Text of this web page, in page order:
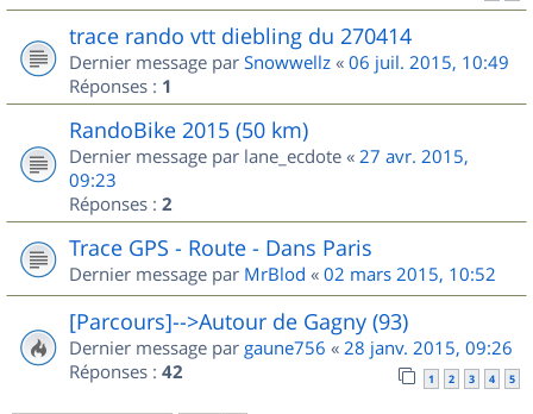
trace rando vtt diebling du 270414
Dernier message par Snowwellz « 06 juil. 2015, 10:49
Réponses : 1
RandoBike 2015 (50 km)
Dernier message par lane_ecdote « 27 avr. 2015,
09:23
Réponses : 2
Trace GPS - Route - Dans Paris
Dernier message par MrBlod « 02 mars 2015, 10:52
[Parcours]-->Autour de Gagny (93)
Dernier message par gaune756 « 28 janv. 2015, 09:26
Réponses : 42 1 2 3 4 5